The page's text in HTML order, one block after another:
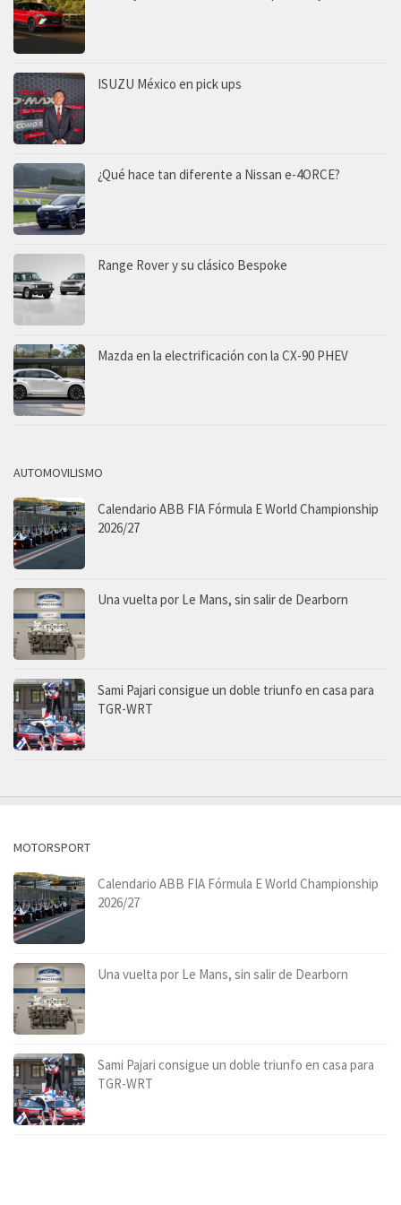
ISUZU México en pick ups
¿Qué hace tan diferente a Nissan e-4ORCE?
Range Rover y su clásico Bespoke
Mazda en la electrificación con la CX-90 PHEV
AUTOMOVILISMO
Calendario ABB FIA Fórmula E World Championship
2026/27
Una vuelta por Le Mans, sin salir de Dearborn
Sami Pajari consigue un doble triunfo en casa para
TGR-WRT
MOTORSPORT
Calendario ABB FIA Fórmula E World Championship
2026/27
Una vuelta por Le Mans, sin salir de Dearborn
Sami Pajari consigue un doble triunfo en casa para
TGR-WRT